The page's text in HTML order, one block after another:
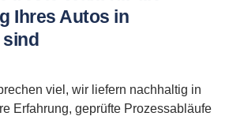
Ihres Autos in
viel, wir liefern nachhaltig in
Erfahrung, geprüfte Prozessabläufe